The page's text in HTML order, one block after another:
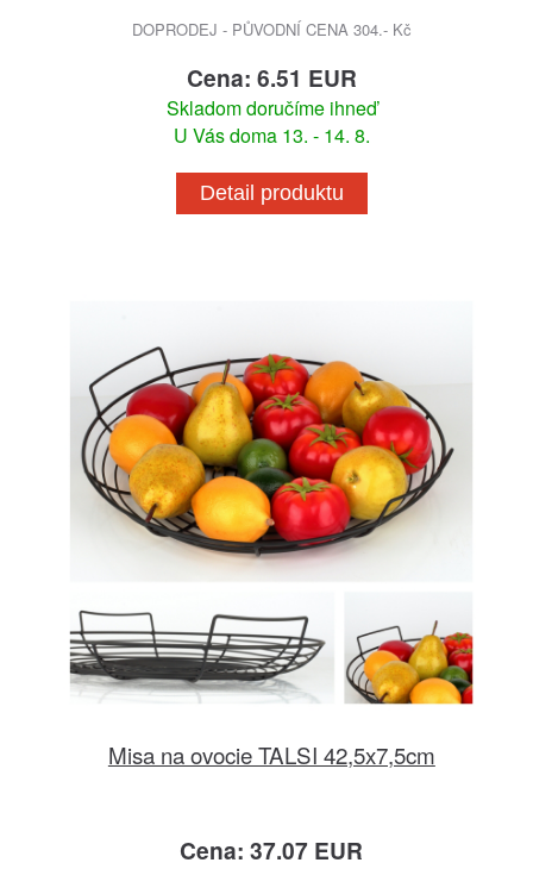
DOPRODEJ - PŮVODNÍ CENA 304.- Kč
Cena: 6.51 EUR
Skladom doručíme ihneď
U Vás doma 13. - 14. 8.
Detail produktu
Misa na ovocie TALSI 42,5x7,5cm
Cena: 37.07 EUR